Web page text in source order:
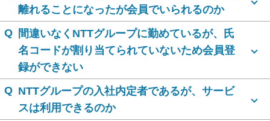
離れることになったが会員でいられるのか
Q 間違いなくNTTグループに勤めているが、氏
名コードが割り当てられていないため会員登
録ができない
Q NTTグループの入社内定者であるが、サービ
スは利用できるのか